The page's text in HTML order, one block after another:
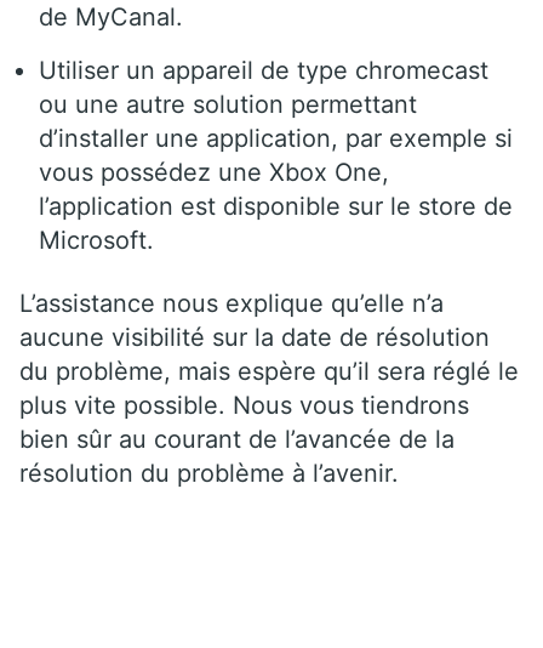
de MyCanal.
Utiliser un appareil de type chromecast
ou une autre solution permettant
d’installer une application, par exemple si
vous possédez une Xbox One,
l’application est disponible sur le store de
Microsoft.
L’assistance nous explique qu’elle n’a
aucune visibilité sur la date de résolution
du problème, mais espère qu’il sera réglé le
plus vite possible. Nous vous tiendrons
bien sûr au courant de l’avancée de la
résolution du problème à l’avenir.